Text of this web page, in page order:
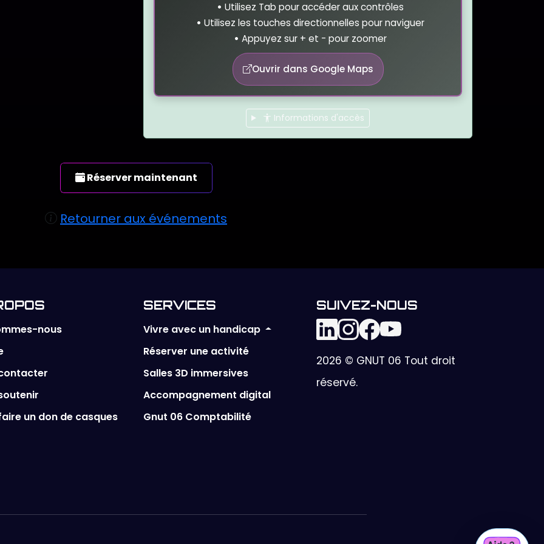
• Utilisez Tab pour accéder aux contrôles
• Utilisez les touches directionnelles pour naviguer
• Appuyez sur + et - pour zoomer
Ouvrir dans Google Maps
Informations d'accès
Réserver maintenant
Retourner aux événements
nous
un don de casques
SERVICES
Vivre avec un handicap
Réserver une activité
Salles 3D immersives
Accompagnement digital
Gnut 06 Comptabilité
SUIVEZ-NOUS
2026 © GNUT 06 Tout droit
réservé.